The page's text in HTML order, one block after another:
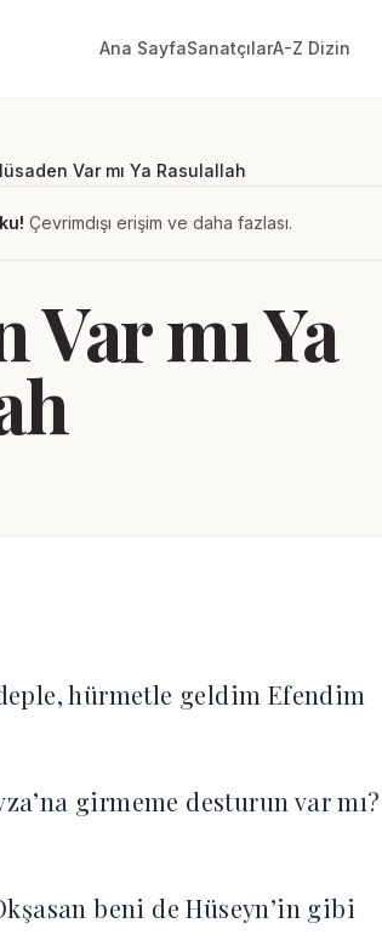
Ana SayfaSanatçılarA-Z Dizin
Var mı Ya Rasulallah
Çevrimdışı erişim ve daha fazlası.
Var mı Ya
hürmetle geldim Efendim
girmeme desturun var mı?
beni de Hüseyn’in gibi